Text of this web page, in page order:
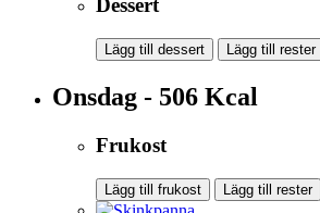
Dessert
Lägg till dessert Lägg till rester
Onsdag - 506 Kcal
Frukost
Lägg till frukost Lägg till rester